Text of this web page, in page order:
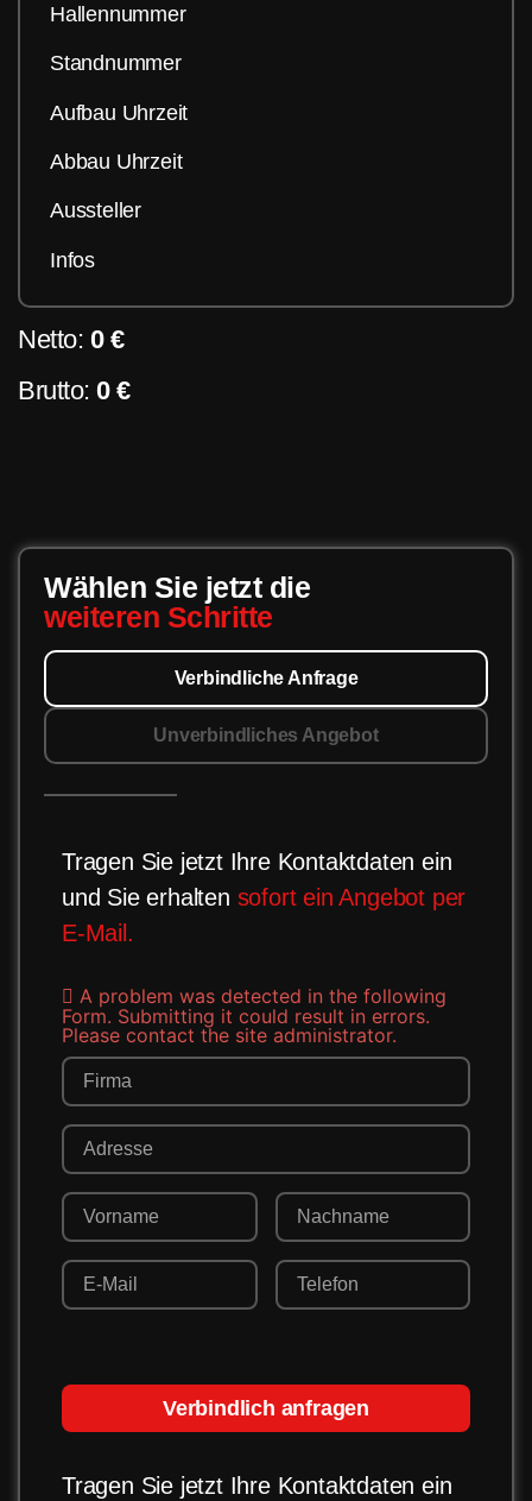
Hallennummer
Standnummer
Aufbau Uhrzeit
Abbau Uhrzeit
Aussteller
Infos
Netto: 0 €
Brutto: 0 €
Wählen Sie jetzt die
weiteren Schritte
Verbindliche Anfrage
Unverbindliches Angebot
Tragen Sie jetzt Ihre Kontaktdaten ein
und Sie erhalten sofort ein Angebot per
E-Mail.
A problem was detected in the following
Form. Submitting it could result in errors.
Please contact the site administrator.
Verbindlich anfragen
Tragen Sie jetzt Ihre Kontaktdaten ein